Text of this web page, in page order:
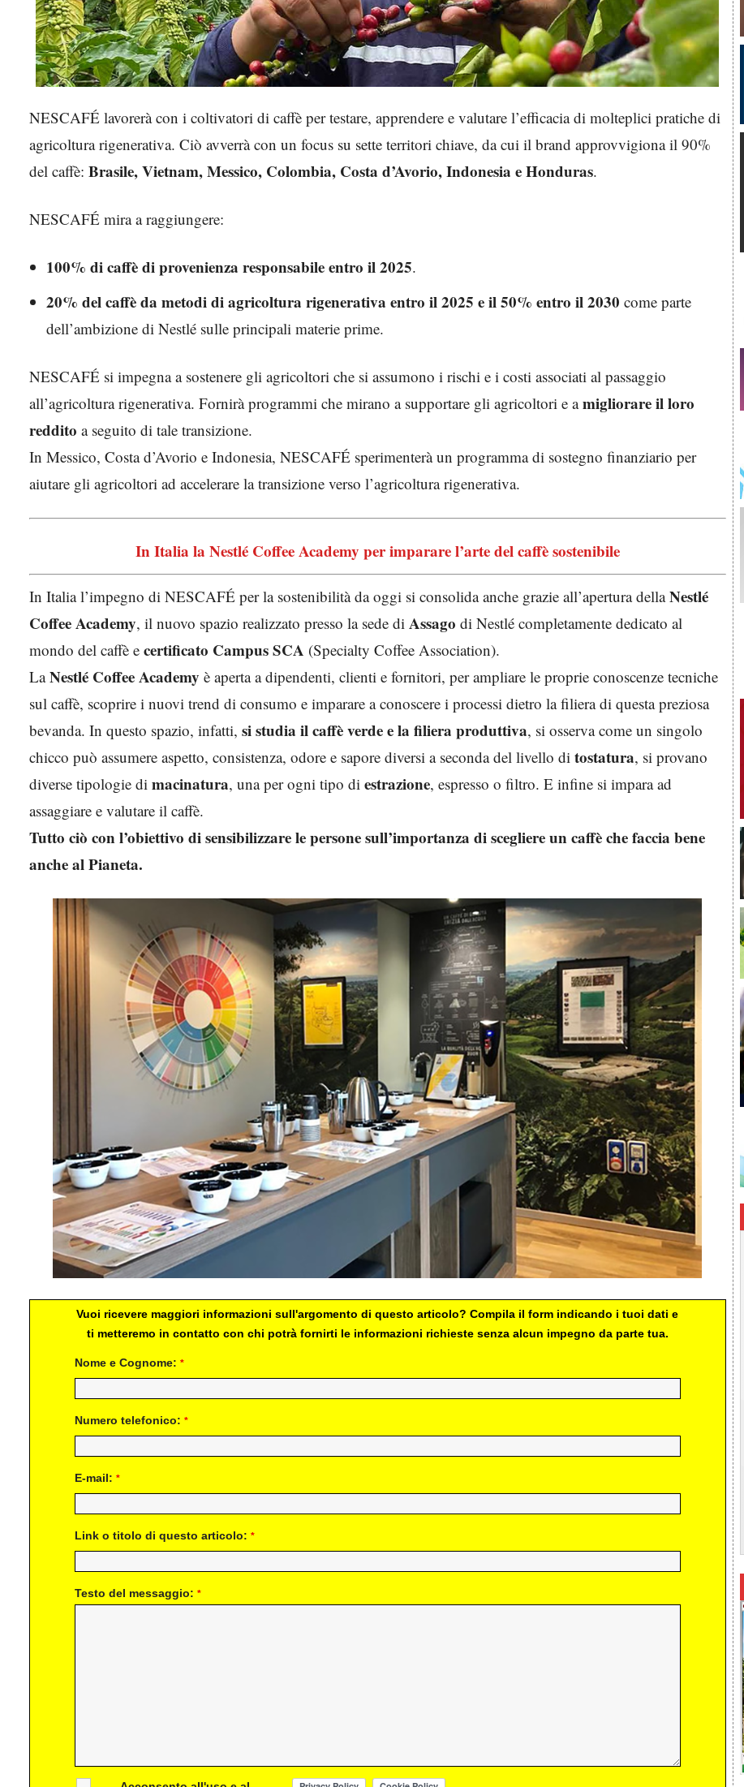
NESCAFÉ lavorerà con i coltivatori di caffè per testare, apprendere e valutare l’efficacia di molteplici pratiche di
agricoltura rigenerativa. Ciò avverrà con un focus su sette territori chiave, da cui il brand approvvigiona il 90%
del caffè: Brasile, Vietnam, Messico, Colombia, Costa d’Avorio, Indonesia e Honduras.
NESCAFÉ mira a raggiungere:
100% di caffè di provenienza responsabile entro il 2025.
20% del caffè da metodi di agricoltura rigenerativa entro il 2025 e il 50% entro il 2030 come parte
dell’ambizione di Nestlé sulle principali materie prime.
NESCAFÉ si impegna a sostenere gli agricoltori che si assumono i rischi e i costi associati al passaggio
all’agricoltura rigenerativa. Fornirà programmi che mirano a supportare gli agricoltori e amigliorare il loro
reddito a seguito di tale transizione.
In Messico, Costa d’Avorio e Indonesia, NESCAFÉ sperimenterà un programma di sostegno finanziario per
aiutare gli agricoltori ad accelerare la transizione verso l’agricoltura rigenerativa.
In Italia la Nestlé Coffee Academy per imparare l’arte del caffè sostenibile
In Italia l’impegno di NESCAFÉ per la sostenibilità da oggi si consolida anche grazie all’apertura dellaNestlé
Coffee Academy, il nuovo spazio realizzato presso la sede di Assago di Nestlé completamente dedicato al
mondo del caffè e certificato Campus SCA (Specialty Coffee Association).
LaNestlé Coffee Academy è aperta a dipendenti, clienti e fornitori, per ampliare le proprie conoscenze tecniche
sul caffè, scoprire i nuovi trend di consumo e imparare a conoscere i processi dietro la filiera di questa preziosa
bevanda. In questo spazio, infatti, si studia il caffè verde e la filiera produttiva, si osserva come un singolo
chicco può assumere aspetto, consistenza, odore e sapore diversi a seconda del livello di tostatura, si provano
diverse tipologie di macinatura, una per ogni tipo di estrazione, espresso o filtro. E infine si impara ad
assaggiare e valutare il caffè.
Tutto ciò con l’obiettivo di sensibilizzare le persone sull’importanza di scegliere un caffè che faccia bene
anche al Pianeta.
Vuoi ricevere maggiori informazioni sull'argomento di questo articolo? Compila il form indicando i tuoi dati e
ti metteremo in contatto con chi potrà fornirti le informazioni richieste senza alcun impegno da parte tua.
Nome e Cognome: *
Numero telefonico: *
E-mail: *
Link o titolo di questo articolo: *
Testo del messaggio: *